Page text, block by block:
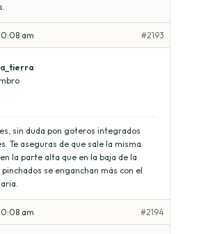
am #2193
sin duda pon goteros integrados
Te aseguras de que sale la misma
la parte alta que en la baja de la
se enganchan más con el
am #2194